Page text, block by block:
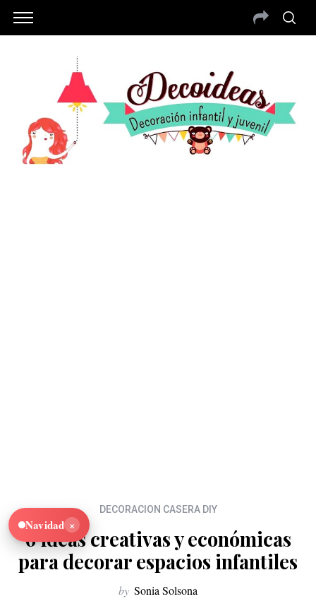
DECORACION CASERA DIY
6 Ideas creativas y económicas
para decorar espacios infantiles
by Sonia Solsona
Navidad ×